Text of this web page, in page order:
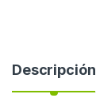
Descripción